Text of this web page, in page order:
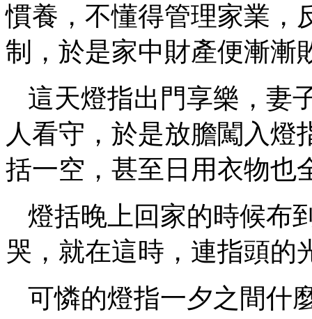
慣養，不懂得管理家業，
制，於是家中財產便漸漸
這天燈指出門享樂，妻
人看守，於是放膽闖入燈
括一空，甚至日用衣物也
燈括晚上回家的時候布
哭，就在這時，連指頭的
可憐的燈指一夕之間什